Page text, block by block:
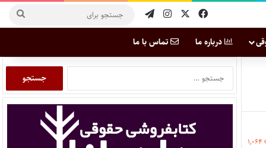
درباره ما تماس با ما
۱,۰۶۴